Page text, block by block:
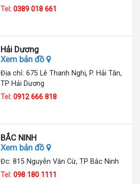
Tel:0389 018 661
Hải Dương
Xem bản đồ
Địa chỉ: 675 Lê Thanh Nghị, P. Hải Tân,
TP Hải Dương
Tel:0912 666 818
BẮC NINH
Xem bản đồ
Đc: 815 Nguyễn Văn Cừ, TP Bắc Ninh
Tel:098 180 1111